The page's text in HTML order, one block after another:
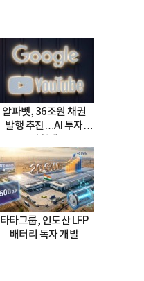
알파벳, 36조원 채권
발행 추진…AI 투자
타타그룹, 인도산 LFP
배터리 독자 개발